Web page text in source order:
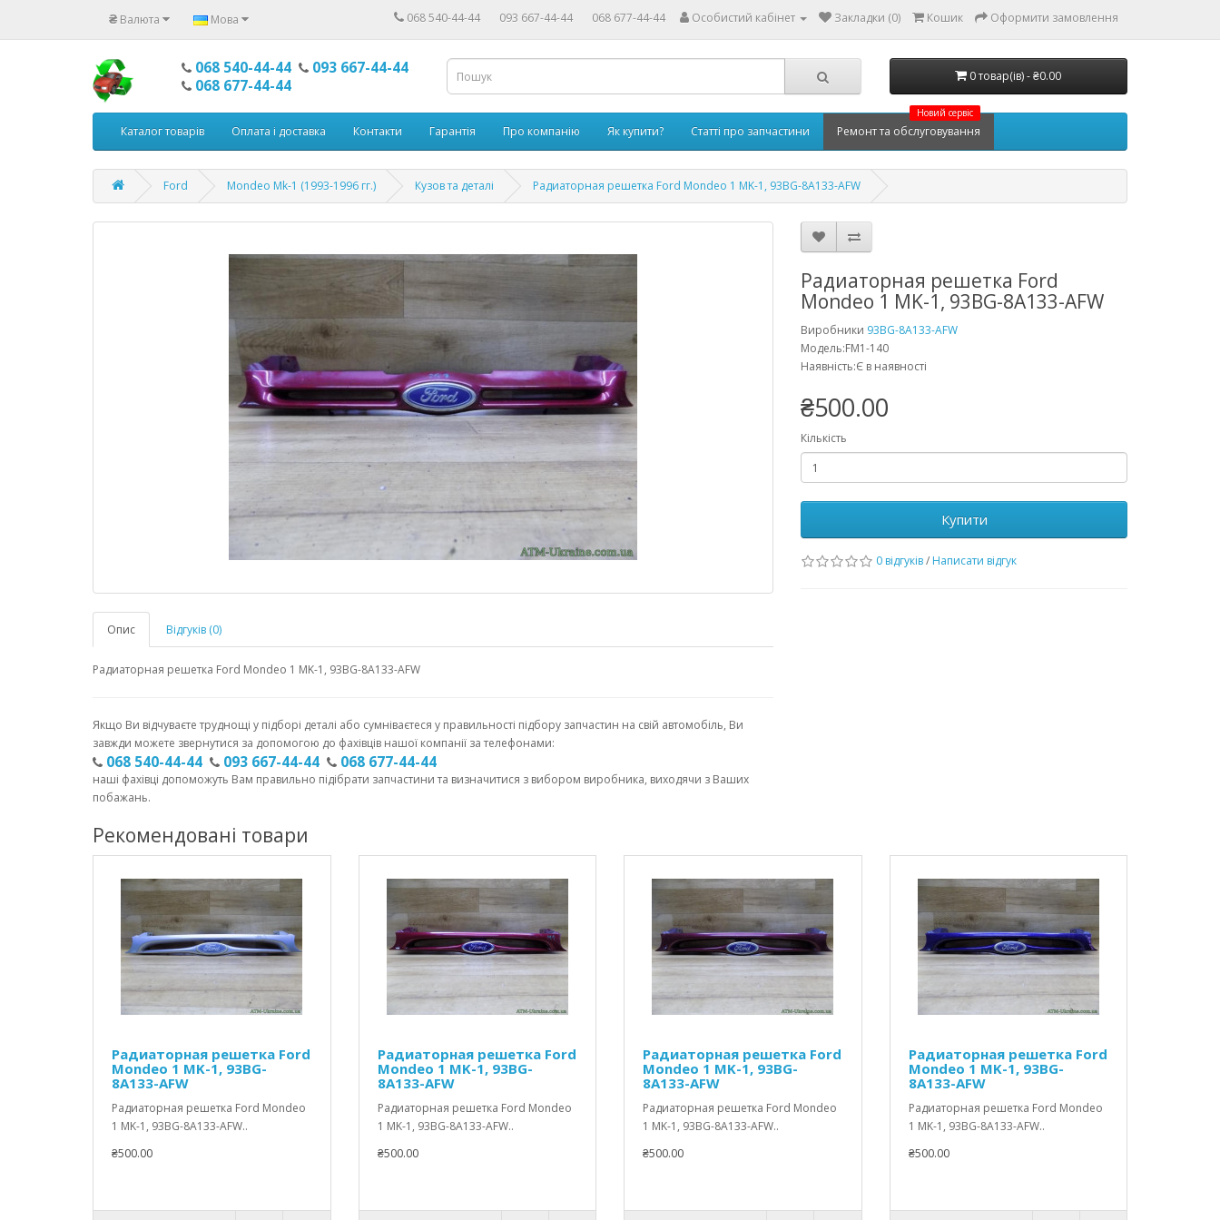
₴ Валюта Мова 068 540-44-44 093 667-44-44 068 677-44-44 Особистий кабінет Закладки (0) Кошик Оформити замовлення
068 540-44-44
093 667-44-44
068 677-44-44
0 товар(ів) - ₴0.00
Каталог товарів Оплата і доставка Контакти Гарантія Про компанію Як купити? Статті про запчастини
Новий сервіс
Ремонт та обслуговування
Ford Mondeo Mk-1 (1993-1996 гг.) Кузов та деталі Радиаторная решетка Ford Mondeo 1 MK-1, 93BG-8A133-AFW
Опис Відгуків (0)
Радиаторная решетка Ford Mondeo 1 MK-1, 93BG-8A133-AFW
Якщо Ви відчуваєте труднощі у підборі деталі або сумніваєтеся у правильності підбору запчастин на свій автомобіль, Ви
завжди можете звернутися за допомогою до фахівців нашої компанії за телефонами:
068 540-44-44 093 667-44-44 068 677-44-44
наші фахівці допоможуть Вам правильно підібрати запчастини та визначитися з вибором виробника, виходячи з Ваших
побажань.
Радиаторная решетка Ford
Mondeo 1 MK-1, 93BG-8A133-AFW
Виробники 93BG-8A133-AFW
Модель:FM1-140
Наявність:Є в наявності
₴500.00
Кількість
Купити
0 відгуків/ Написати відгук
Рекомендовані товари
Радиаторная решетка Ford
Mondeo 1 MK-1, 93BG-
8A133-AFW
Радиаторная решетка Ford Mondeo
1 MK-1, 93BG-8A133-AFW..
₴500.00
Радиаторная решетка Ford
Mondeo 1 MK-1, 93BG-
8A133-AFW
Радиаторная решетка Ford Mondeo
1 MK-1, 93BG-8A133-AFW..
₴500.00
Радиаторная решетка Ford
Mondeo 1 MK-1, 93BG-
8A133-AFW
Радиаторная решетка Ford Mondeo
1 MK-1, 93BG-8A133-AFW..
₴500.00
Радиаторная решетка Ford
Mondeo 1 MK-1, 93BG-
8A133-AFW
Радиаторная решетка Ford Mondeo
1 MK-1, 93BG-8A133-AFW..
₴500.00